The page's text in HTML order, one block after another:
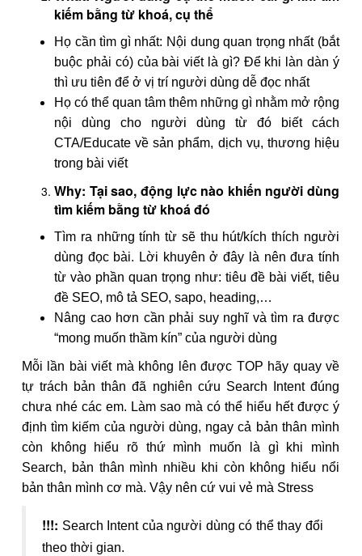
kiếm bằng từ khoá, cụ thể
Họ cần tìm gì nhất: Nội dung quan trọng nhất (bắt
buộc phải có) của bài viết là gì? Để khi làn dàn ý
thì ưu tiên để ở vị trí người dùng dễ đọc nhất
Họ có thể quan tâm thêm những gì nhằm mở rộng
nội dùng cho người dùng từ đó biết cách
CTA/Educate về sản phẩm, dịch vụ, thương hiệu
trong bài viết
Why: Tại sao, động lực nào khiến người dùng
tìm kiếm bằng từ khoá đó
Tìm ra những tính từ sẽ thu hút/kích thích người
dùng đọc bài. Lời khuyên ở đây là nên đưa tính
từ vào phần quan trọng như: tiêu đề bài viết, tiêu
đề SEO, mô tả SEO, sapo, heading,…
Nâng cao hơn cần phải suy nghĩ và tìm ra được
“mong muốn thầm kín” của người dùng
Mỗi lần bài viết mà không lên được TOP hãy quay về
tự trách bản thân đã nghiên cứu Search Intent đúng
chưa nhé các em. Làm sao mà có thể hiểu hết được ý
định tìm kiếm của người dùng, ngay cả bản thân mình
còn không hiểu rõ thứ mình muốn là gì khi mình
Search, bản thân mình nhiều khi còn không hiểu nổi
bản thân mình cơ mà. Vậy nên cứ vui vẻ mà Stress
!!!: Search Intent của người dùng có thể thay đổi
theo thời gian.